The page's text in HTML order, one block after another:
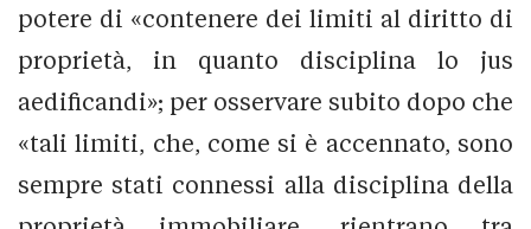
potere di «contenere dei limiti al diritto di
proprietà, in quanto disciplina lo jus
aedificandi»; per osservare subito dopo che
«tali limiti, che, come si è accennato, sono
sempre stati connessi alla disciplina della